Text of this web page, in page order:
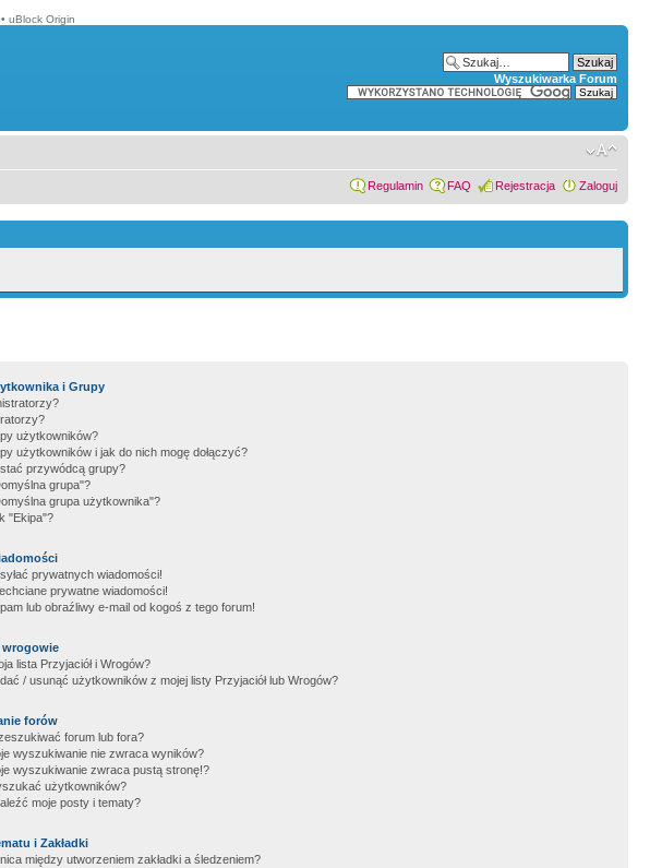
• uBlock Origin
Wyszukiwarka Forum
Regulamin FAQ Rejestracja Zaloguj
i Grupy
użytkowników?
użytkowników i jak do nich mogę dołączyć?
przywódcą grupy?
grupa"?
grupa użytkownika"?
"Ekipa"?
prywatnych wiadomości!
prywatne wiadomości!
lub obraźliwy e-mail od kogoś z tego forum!
wrogowie
lista Przyjaciół i Wrogów?
/ usunąć użytkowników z mojej listy Przyjaciół lub Wrogów?
forów
forum lub fora?
wyszukiwanie nie zwraca wyników?
wyszukiwanie zwraca pustą stronę!?
użytkowników?
moje posty i tematy?
i Zakładki
między utworzeniem zakładki a śledzeniem?